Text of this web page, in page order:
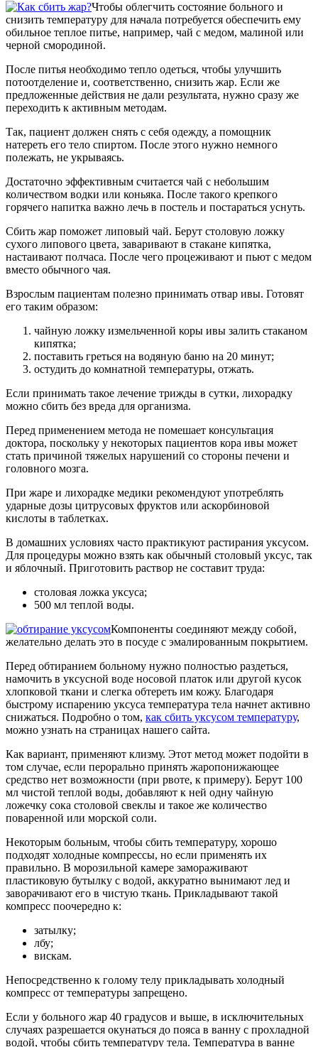
Чтобы облегчить состояние больного и
снизить температуру для начала потребуется обеспечить ему
обильное теплое питье, например, чай с медом, малиной или
черной смородиной.
После питья необходимо тепло одеться, чтобы улучшить
потоотделение и, соответственно, снизить жар. Если же
предложенные действия не дали результата, нужно сразу же
переходить к активным методам.
Так, пациент должен снять с себя одежду, а помощник
натереть его тело спиртом. После этого нужно немного
полежать, не укрываясь.
Достаточно эффективным считается чай с небольшим
количеством водки или коньяка. После такого крепкого
горячего напитка важно лечь в постель и постараться уснуть.
Сбить жар поможет липовый чай. Берут столовую ложку
сухого липового цвета, заваривают в стакане кипятка,
настаивают полчаса. После чего процеживают и пьют с медом
вместо обычного чая.
Взрослым пациентам полезно принимать отвар ивы. Готовят
его таким образом:
чайную ложку измельченной коры ивы залить стаканом
кипятка;
поставить греться на водяную баню на 20 минут;
остудить до комнатной температуры, отжать.
Если принимать такое лечение трижды в сутки, лихорадку
можно сбить без вреда для организма.
Перед применением метода не помешает консультация
доктора, поскольку у некоторых пациентов кора ивы может
стать причиной тяжелых нарушений со стороны печени и
головного мозга.
При жаре и лихорадке медики рекомендуют употреблять
ударные дозы цитрусовых фруктов или аскорбиновой
кислоты в таблетках.
В домашних условиях часто практикуют растирания уксусом.
Для процедуры можно взять как обычный столовый уксус, так
и яблочный. Приготовить раствор не составит труда:
столовая ложка уксуса;
500 мл теплой воды.
Компоненты соединяют между собой,
желательно делать это в посуде с эмалированным покрытием.
Перед обтиранием больному нужно полностью раздеться,
намочить в уксусной воде носовой платок или другой кусок
хлопковой ткани и слегка обтереть им кожу. Благодаря
быстрому испарению уксуса температура тела начнет активно
снижаться. Подробно о том, как сбить уксусом температуру,
можно узнать на страницах нашего сайта.
Как вариант, применяют клизму. Этот метод может подойти в
том случае, если перорально принять жаропонижающее
средство нет возможности (при рвоте, к примеру). Берут 100
мл чистой теплой воды, добавляют к ней одну чайную
ложечку сока столовой свеклы и такое же количество
поваренной или морской соли.
Некоторым больным, чтобы сбить температуру, хорошо
подходят холодные компрессы, но если применять их
правильно. В морозильной камере замораживают
пластиковую бутылку с водой, аккуратно вынимают лед и
заворачивают его в чистую ткань. Прикладывают такой
компресс поочередно к:
затылку;
лбу;
вискам.
Непосредственно к голому телу прикладывать холодный
компресс от температуры запрещено.
Если у больного жар 40 градусов и выше, в исключительных
случаях разрешается окунаться до пояса в ванну с прохладной
водой, чтобы сбить температуру тела. Температура в ванне